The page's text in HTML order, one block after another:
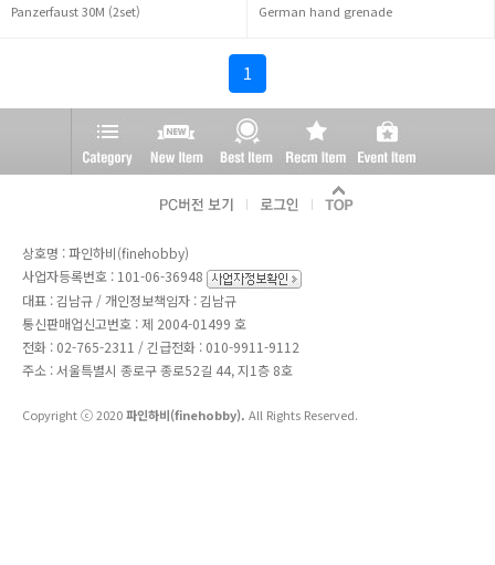
Panzerfaust 30M (2set) German hand grenade
1
상호명 : 파인하비(finehobby)
사업자등록번호 : 101-06-36948
대표 : 김남규 / 개인정보책임자 : 김남규
통신판매업신고번호 : 제 2004-01499 호
전화 : 02-765-2311 / 긴급전화 : 010-9911-9112
주소 : 서울특별시 종로구 종로52길 44, 지1층 8호
Copyright ⓒ 2020파인하비(finehobby). All Rights Reserved.